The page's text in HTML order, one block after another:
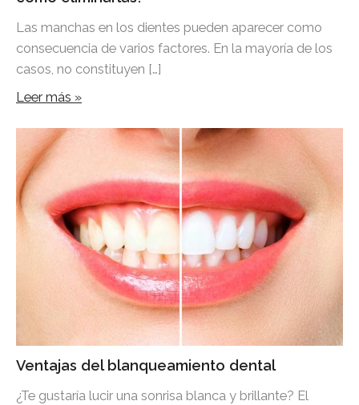
Las manchas en los dientes pueden aparecer como
consecuencia de varios factores. En la mayoría de los
casos, no constituyen […]
Leer más »
Ventajas del blanqueamiento dental
¿Te gustaría lucir una sonrisa blanca y brillante? El